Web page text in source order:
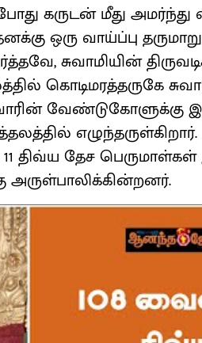
கருடன் மீது அமர்ந்து
ஒரு வாய்ப்பு
சுவாமியின்
கொடிமரத்தருகே
திவ்ய தேச
அருள்பாலிக்கின்றனர்.